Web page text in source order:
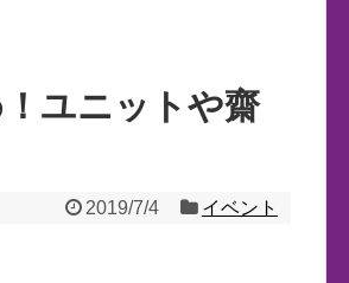
ユニットや齋
2019/7/4 イベント